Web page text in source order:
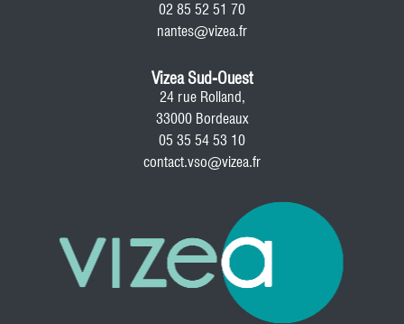
02 85 52 51 70
nantes@vizea.fr
Vizea Sud-Ouest
24 rue Rolland,
33000 Bordeaux
05 35 54 53 10
contact.vso@vizea.fr